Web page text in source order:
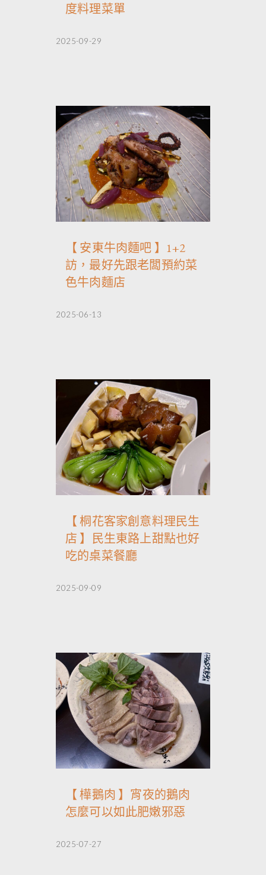
度料理菜單
2025-09-29
【 安東牛肉麵吧 】1+2
訪，最好先跟老闆預約菜
色牛肉麵店
2025-06-13
【 桐花客家創意料理民生
店 】民生東路上甜點也好
吃的桌菜餐廳
2025-09-09
【 樺鵝肉 】宵夜的鵝肉
怎麼可以如此肥嫩邪惡
2025-07-27